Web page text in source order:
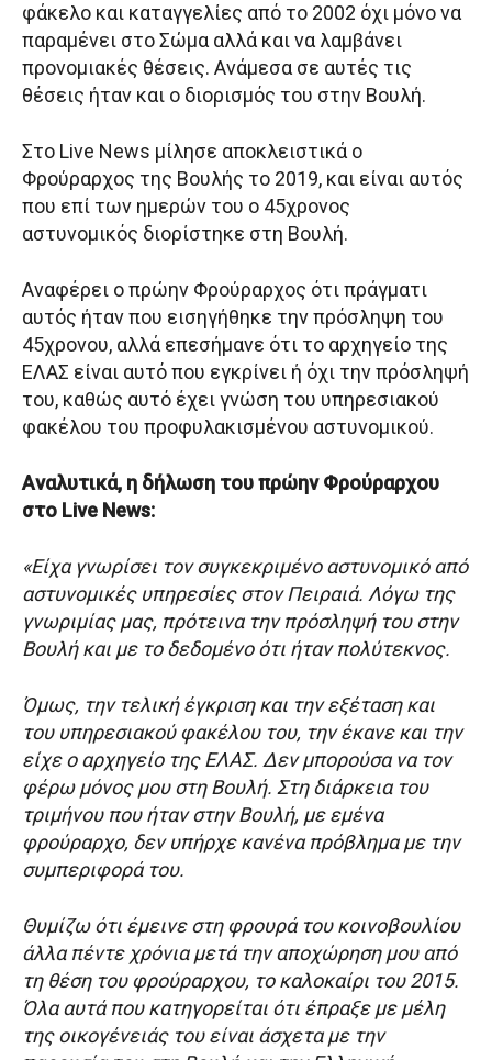
φάκελο και καταγγελίες από το 2002 όχι μόνο να
παραμένει στο Σώμα αλλά και να λαμβάνει
προνομιακές θέσεις. Ανάμεσα σε αυτές τις
θέσεις ήταν και ο διορισμός του στην Βουλή.
Στο Live News μίλησε αποκλειστικά ο
Φρούραρχος της Βουλής το 2019, και είναι αυτός
που επί των ημερών του ο 45χρονος
αστυνομικός διορίστηκε στη Βουλή.
Αναφέρει ο πρώην Φρούραρχος ότι πράγματι
αυτός ήταν που εισηγήθηκε την πρόσληψη του
45χρονου, αλλά επεσήμανε ότι το αρχηγείο της
ΕΛΑΣ είναι αυτό που εγκρίνει ή όχι την πρόσληψή
του, καθώς αυτό έχει γνώση του υπηρεσιακού
φακέλου του προφυλακισμένου αστυνομικού.
Αναλυτικά, η δήλωση του πρώην Φρούραρχου
στο Live News:
«Είχα γνωρίσει τον συγκεκριμένο αστυνομικό από
αστυνομικές υπηρεσίες στον Πειραιά. Λόγω της
γνωριμίας μας, πρότεινα την πρόσληψή του στην
Βουλή και με το δεδομένο ότι ήταν πολύτεκνος.
Όμως, την τελική έγκριση και την εξέταση και
του υπηρεσιακού φακέλου του, την έκανε και την
είχε ο αρχηγείο της ΕΛΑΣ. Δεν μπορούσα να τον
φέρω μόνος μου στη Βουλή. Στη διάρκεια του
τριμήνου που ήταν στην Βουλή, με εμένα
φρούραρχο, δεν υπήρχε κανένα πρόβλημα με την
συμπεριφορά του.
Θυμίζω ότι έμεινε στη φρουρά του κοινοβουλίου
άλλα πέντε χρόνια μετά την αποχώρηση μου από
τη θέση του φρούραρχου, το καλοκαίρι του 2015.
Όλα αυτά που κατηγορείται ότι έπραξε με μέλη
της οικογένειάς του είναι άσχετα με την